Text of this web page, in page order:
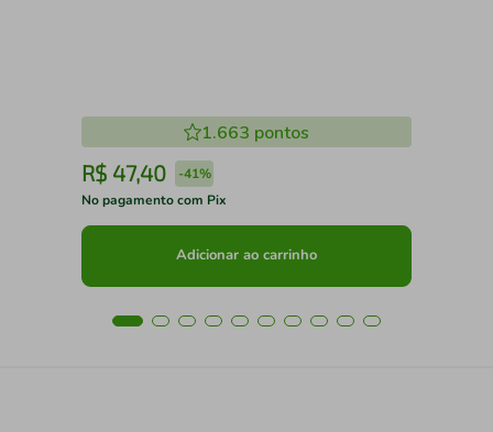
1.663 pontos
R$ 47,40 -41%
No pagamento com Pix
Adicionar ao carrinho